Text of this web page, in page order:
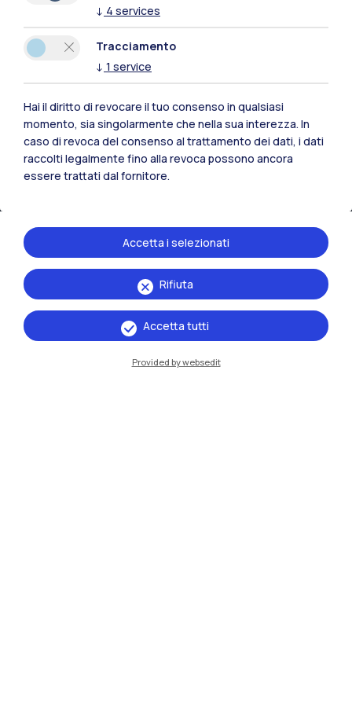
IT EN
Sedi
Milano Bovisa
Cremona
Lecco
Mantova
↓ 4 services
Tracciamento
↓ 1 service
Hai il diritto di revocare il tuo consenso in qualsiasi
momento, sia singolarmente che nella sua interezza. In
caso di revoca del consenso al trattamento dei dati, i dati
raccolti legalmente fino alla revoca possono ancora
essere trattati dal fornitore.
Rifiuta
Accetta i selezionati
Accetta tutti
Provided by websedit